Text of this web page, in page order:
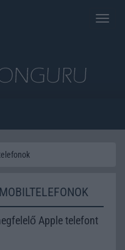
Toggle
Apple telefont